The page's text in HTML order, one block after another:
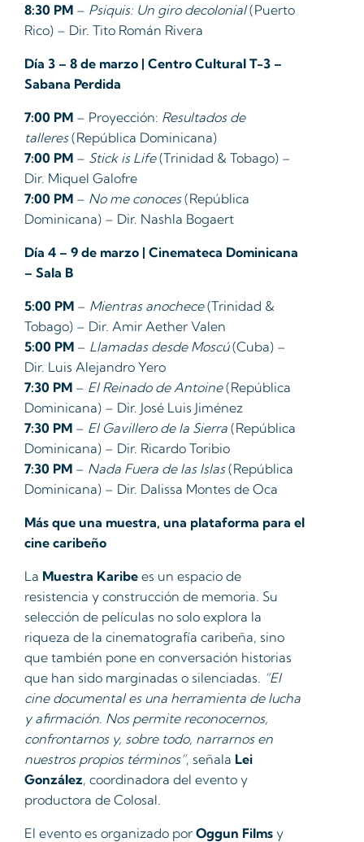
8:30 PM – Psiquis: Un giro decolonial(Puerto
Rico) – Dir. Tito Román Rivera
Día 3 – 8 de marzo | Centro Cultural T-3 –
Sabana Perdida
7:00 PM – Proyección: Resultados de
talleres(República Dominicana)
7:00 PM – Stick is Life(Trinidad & Tobago) –
Dir. Miquel Galofre
7:00 PM – No me conoces(República
Dominicana) – Dir. Nashla Bogaert
Día 4 – 9 de marzo | Cinemateca Dominicana
– Sala B
5:00 PM – Mientras anochece(Trinidad &
Tobago) – Dir. Amir Aether Valen
5:00 PM – Llamadas desde Moscú(Cuba) –
Dir. Luis Alejandro Yero
7:30 PM – El Reinado de Antoine(República
Dominicana) – Dir. José Luis Jiménez
7:30 PM – El Gavillero de la Sierra (República
Dominicana) – Dir. Ricardo Toribio
7:30 PM – Nada Fuera de las Islas(República
Dominicana) – Dir. Dalissa Montes de Oca
Más que una muestra, una plataforma para el
cine caribeño
La Muestra Karibe es un espacio de
resistencia y construcción de memoria. Su
selección de películas no solo explora la
riqueza de la cinematografía caribeña, sino
que también pone en conversación historias
que han sido marginadas o silenciadas. “El
cine documental es una herramienta de lucha
y afirmación. Nos permite reconocernos,
confrontarnos y, sobre todo, narrarnos en
nuestros propios términos”, señala Lei
González, coordinadora del evento y
productora de Colosal.
El evento es organizado por Oggun Films y